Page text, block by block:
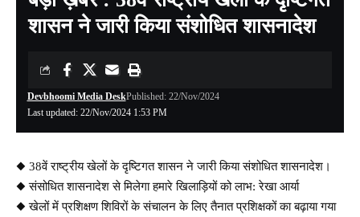
शासन ने जारी किया संशोधित शासनादेश
Last updated: 22/Nov/2024 1:53 PM
Devbhoomi Media DeskPublished: 22/Nov/2024
◆ 38वें राष्ट्रीय खेलों के दृष्टिगत शासन ने जारी किया संशोधित शासनादेश।
◆ संसोधित शासनादेश से मिलेगा हमारे खिलाड़ियों को लाभ: रेखा आर्या
◆ खेलों में प्रशिक्षण शिविरों के संचालन के लिए तैनात प्रशिक्षकों का बढ़ाया गया